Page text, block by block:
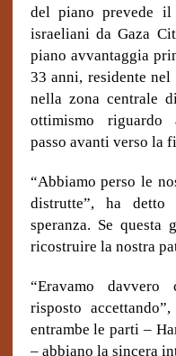
del piano prevede
israeliani da Gaza
piano avvantaggia
33 anni, residente
nella zona centrale
ottimismo riguardo
passo avanti verso la
“Abbiamo perso le
distrutte”, ha detto
speranza. Se questa
ricostruire la nostra
“Eravamo davvero
risposto
entrambe le parti –
– abbiano la sincera